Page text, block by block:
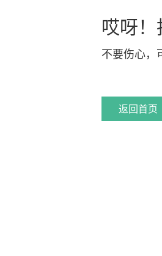
哎呀
不要伤心，
返回首页